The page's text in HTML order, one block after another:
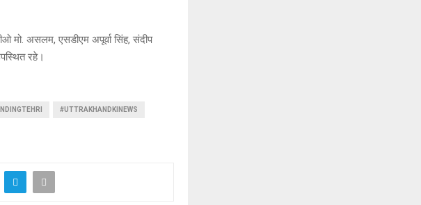
मो. असलम, एसडीएम अपूर्वा सिंह, संदीप
रहे।
#UTTRAKHANDKINEWS